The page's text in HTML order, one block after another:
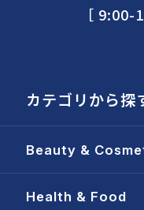
［ 9:00-
カテゴリから探
Beauty &
Health & Food